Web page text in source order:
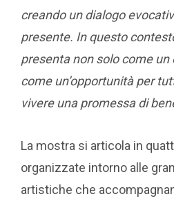
creando un dialogo
presente. In questo
presenta non solo come
come un’opportunità per
vivere una promessa di
La mostra si articola in
organizzate intorno alle
artistiche che